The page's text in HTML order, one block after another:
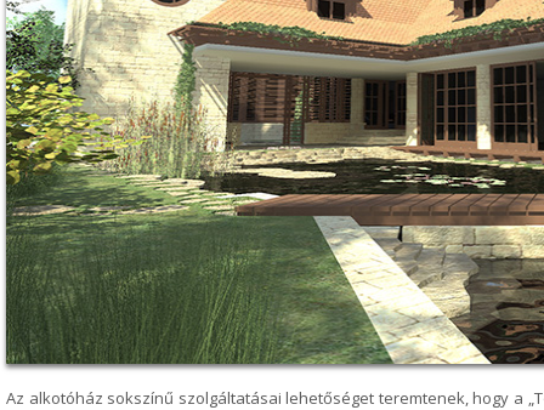
Az alkotóház sokszínű szolgáltatásai lehetőséget teremtenek, hogy a